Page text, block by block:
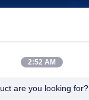
2:52 AM
are you looking for?